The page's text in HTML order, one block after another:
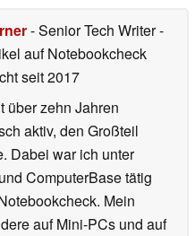
- Senior Tech Writer-
auf Notebookcheck
seit 2017
über zehn Jahren
aktiv, den Großteil
Dabei war ich unter
ComputerBase tätig
Mein
auf Mini-PCs und auf